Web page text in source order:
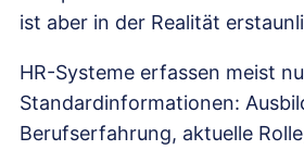
ist aber in der Realität
HR-Systeme erfassen meist
Standardinformationen:
Berufserfahrung, aktuelle